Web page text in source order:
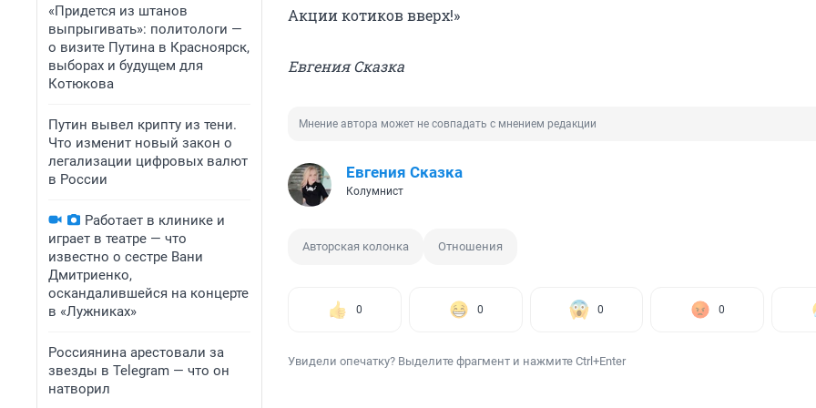
«Придется из штанов
выпрыгивать»: политологи —
о визите Путина в Красноярск,
выборах и будущем для
Котюкова
Путин вывел крипту из тени.
Что изменит новый закон о
легализации цифровых валют
в России
Работает в клинике и
играет в театре — что
известно о сестре Вани
Дмитриенко,
оскандалившейся на концерте
в «Лужниках»
Россиянина арестовали за
звезды в Telegram — что он
натворил
Акции котиков вверх!»
Евгения Сказка
Мнение автора может не совпадать с мнением редакции
Евгения Сказка
Колумнист
Авторская колонка Отношения
0 0 0 0
Увидели опечатку? Выделите фрагмент и нажмите Ctrl+Enter